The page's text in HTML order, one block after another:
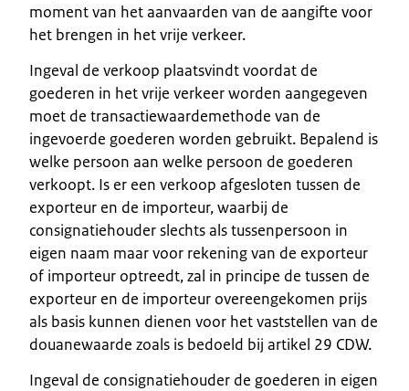
moment van het aanvaarden van de aangifte voor
het brengen in het vrije verkeer.
Ingeval de verkoop plaatsvindt voordat de
goederen in het vrije verkeer worden aangegeven
moet de transactiewaardemethode van de
ingevoerde goederen worden gebruikt. Bepalend is
welke persoon aan welke persoon de goederen
verkoopt. Is er een verkoop afgesloten tussen de
exporteur en de importeur, waarbij de
consignatiehouder slechts als tussenpersoon in
eigen naam maar voor rekening van de exporteur
of importeur optreedt, zal in principe de tussen de
exporteur en de importeur overeengekomen prijs
als basis kunnen dienen voor het vaststellen van de
douanewaarde zoals is bedoeld bij artikel 29 CDW.
Ingeval de consignatiehouder de goederen in eigen